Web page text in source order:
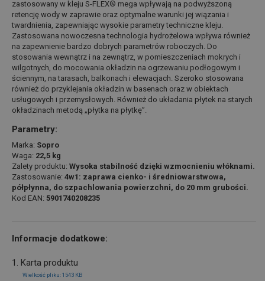
zastosowany w kleju S-FLEX® mega wpływają na podwyższoną
retencję wody w zaprawie oraz optymalne warunki jej wiązania i
twardnienia, zapewniając wysokie parametry techniczne kleju.
Zastosowana nowoczesna technologia hydrożelowa wpływa również
na zapewnienie bardzo dobrych parametrów roboczych. Do
stosowania wewnątrz i na zewnątrz, w pomieszczeniach mokrych i
wilgotnych, do mocowania okładzin na ogrzewaniu podłogowym i
ściennym, na tarasach, balkonach i elewacjach. Szeroko stosowana
również do przyklejania okładzin w basenach oraz w obiektach
usługowych i przemysłowych. Również do układania płytek na starych
okładzinach metodą „płytka na płytkę”.
Parametry:
Marka: Sopro
Waga: 22,5 kg
Zalety produktu: Wysoka stabilność dzięki wzmocnieniu włóknami.
Zastosowanie: 4w1: zaprawa cienko- i średniowarstwowa,
półpłynna, do szpachlowania powierzchni, do 20 mm grubości.
Kod EAN: 5901740208235
Informacje dodatkowe:
1. Karta produktu
Wielkość pliku: 1543 KB